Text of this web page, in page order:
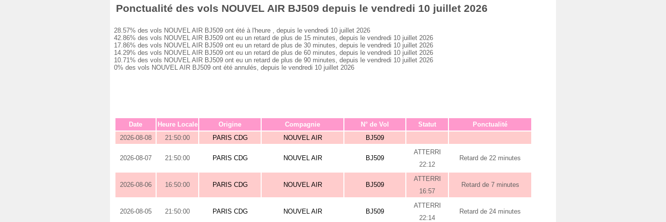
Ponctualité des vols NOUVEL AIR BJ509 depuis le vendredi 10 juillet 2026
28.57% des vols NOUVEL AIR BJ509 ont été à l'heure , depuis le vendredi 10 juillet 2026
42.86% des vols NOUVEL AIR BJ509 ont eu un retard de plus de 15 minutes, depuis le vendredi 10 juillet 2026
17.86% des vols NOUVEL AIR BJ509 ont eu un retard de plus de 30 minutes, depuis le vendredi 10 juillet 2026
14.29% des vols NOUVEL AIR BJ509 ont eu un retard de plus de 60 minutes, depuis le vendredi 10 juillet 2026
10.71% des vols NOUVEL AIR BJ509 ont eu un retard de plus de 90 minutes, depuis le vendredi 10 juillet 2026
0% des vols NOUVEL AIR BJ509 ont été annulés, depuis le vendredi 10 juillet 2026
Date Heure Locale Origine Compagnie N° de Vol Statut
Ponctualité
2026-08-08
21:50:00 PARIS CDG NOUVEL AIR BJ509
2026-08-07 21:50:00 PARIS CDG NOUVEL AIR BJ509
ATTERRI
22:12
Retard de 22 minutes
2026-08-06 16:50:00 PARIS CDG NOUVEL AIR BJ509
ATTERRI
16:57
Retard de 7 minutes
2026-08-05 21:50:00 PARIS CDG NOUVEL AIR BJ509
ATTERRI
22:14
Retard de 24 minutes